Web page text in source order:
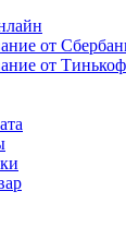
от
от